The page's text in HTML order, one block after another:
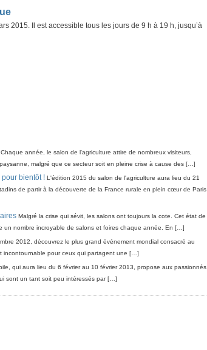
2015. Il est accessible tous les jours de 9 h à 19 h, jusqu’à
Chaque année, le salon de l'agriculture attire de nombreux visiteurs,
malgré que ce secteur soit en pleine crise à cause des […]
pour bientôt ! L'édition 2015 du salon de l'agriculture aura lieu du 21
de partir à la découverte de la France rurale en plein cœur de Paris
Malgré la crise qui sévit, les salons ont toujours la cote. Cet état de
un nombre incroyable de salons et foires chaque année. En […]
2012, découvrez le plus grand événement mondial consacré au
incontournable pour ceux qui partagent une […]
qui aura lieu du 6 février au 10 février 2013, propose aux passionnés
sont un tant soit peu intéressés par […]